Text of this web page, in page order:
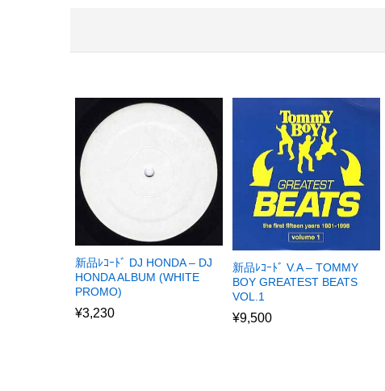
新品ﾚｺｰﾄﾞ DJ HONDA – DJ
HONDA ALBUM (WHITE
PROMO)
¥3,230
新品ﾚｺｰﾄﾞ V.A – TOMMY
BOY GREATEST BEATS
VOL.1
¥9,500